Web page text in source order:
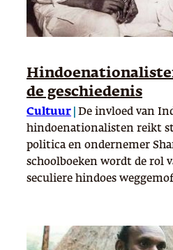
de geschiedenis
Cultuur
De invloed van
hindoenationalisten reikt
politica en ondernemer
schoolboeken wordt de rol
seculiere hindoes